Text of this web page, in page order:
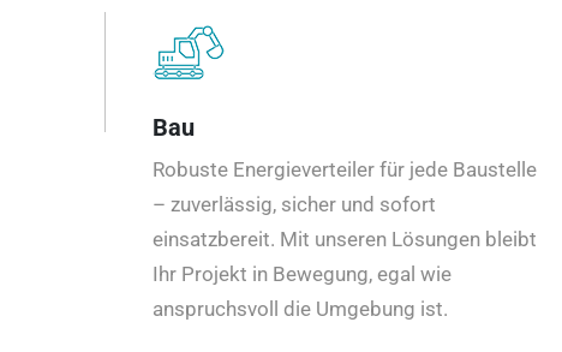
Bau
Robuste Energieverteiler für jede Baustelle
– zuverlässig, sicher und sofort
einsatzbereit. Mit unseren Lösungen bleibt
Ihr Projekt in Bewegung, egal wie
anspruchsvoll die Umgebung ist.